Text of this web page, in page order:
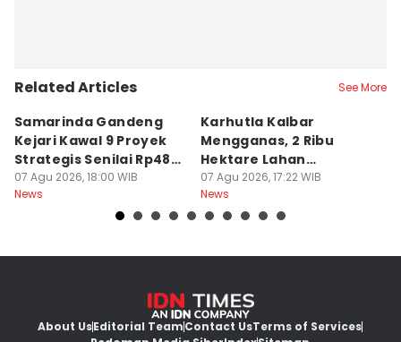
Related Articles See More
Samarinda Gandeng
Kejari Kawal 9 Proyek
Strategis Senilai Rp48
Miliar
07 Agu 2026, 18:00 WIB
News
Karhutla Kalbar
Mengganas, 2 Ribu
Hektare Lahan
Terbakar saat Kemarau
07 Agu 2026, 17:22 WIB
News
About UsEditorial TeamContact UsTerms of Services